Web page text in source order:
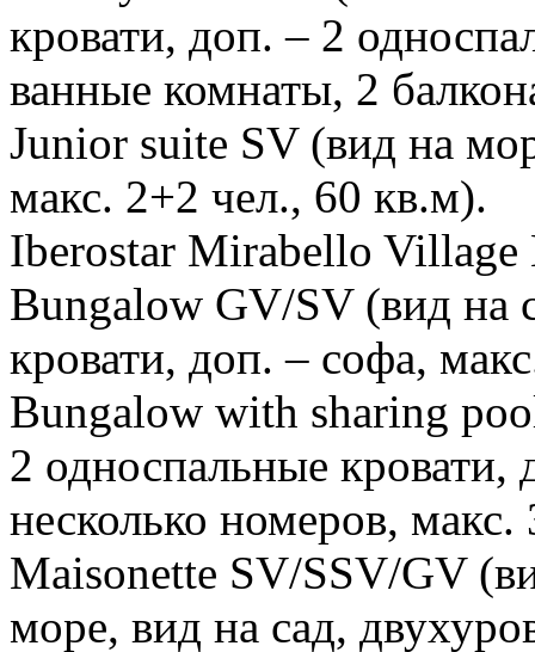
кровати, доп. – 2
ванные комнаты, 2
Junior suite SV (вид на
макс. 2+2 чел., 60 кв.м).
Iberostar Mirabello Village
Bungalow GV/SV (вид на
кровати, доп. – софа,
Bungalow with sharing
2 односпальные
несколько номеров,
Maisonette SV/SSV/GV
море, вид на сад,